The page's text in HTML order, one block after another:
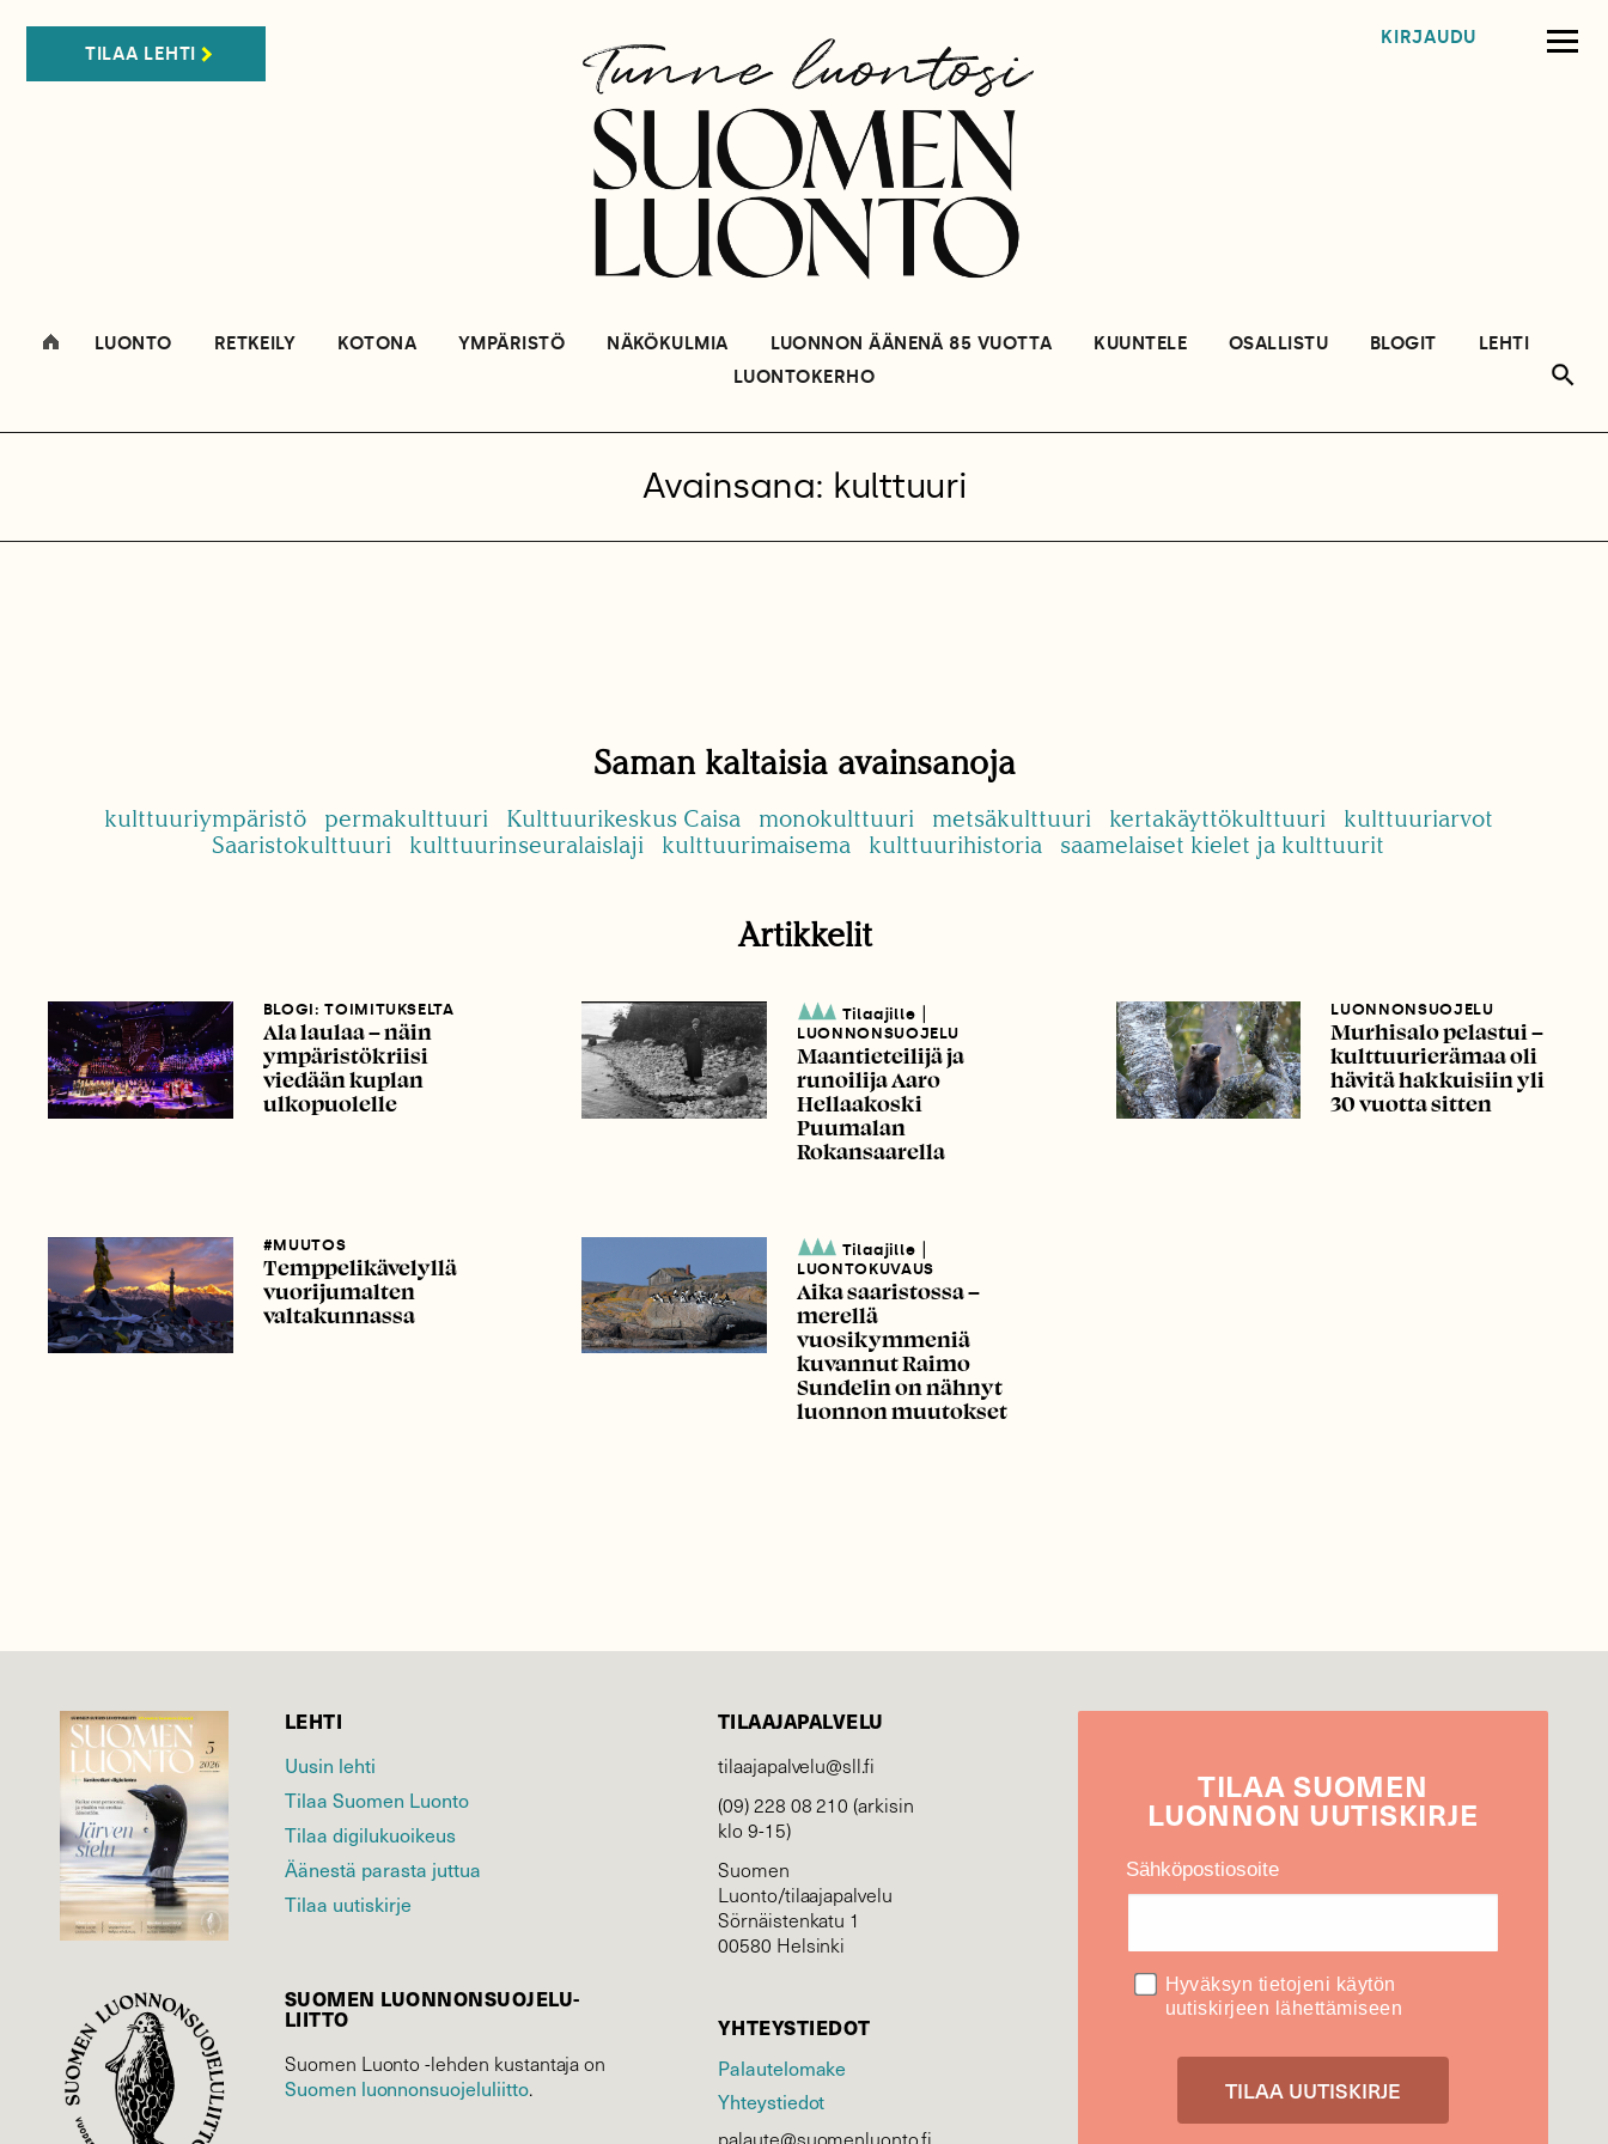
TILAA LEHTI
KIRJAUDU
LUONTO RETKEILY KOTONA YMPÄRISTÖ NÄKÖKULMIA LUONNON ÄÄNENÄ 85 VUOTTA KUUNTELE OSALLISTU BLOGIT
LEHTI
LUONTOKERHO
Avainsana: kulttuuri
Saman kaltaisia avainsanoja
kulttuuriympäristö permakulttuuri Kulttuurikeskus Caisa monokulttuuri metsäkulttuuri kertakäyttökulttuuri
kulttuuriarvot
Saaristokulttuuri
kulttuurinseuralaislaji kulttuurimaisema kulttuurihistoria saamelaiset kielet ja kulttuurit
Artikkelit
BLOGI: TOIMITUKSELTA
Ala laulaa – näin
ympäristökriisi
viedään kuplan
ulkopuolelle
Tilaajille
LUONNONSUOJELU
Maantieteilijä ja
runoilija Aaro
Hellaakoski
Puumalan
Rokansaarella
LUONNONSUOJELU
Murhisalo pelastui –
kulttuurierämaa oli
hävitä hakkuisiin yli
30 vuotta sitten
#MUUTOS
Temppelikävelyllä
vuorijumalten
valtakunnassa
Tilaajille |
LUONTOKUVAUS
Aika saaristossa –
merellä
vuosikymmeniä
kuvannut Raimo
Sundelin on nähnyt
luonnon muutokset
LEHTI
Uusin lehti
Tilaa Suomen Luonto
Tilaa digilukuoikeus
Äänestä parasta juttua
Tilaa uutiskirje
SUOMEN LUONNON­SUOJELU­
LIITTO
Suomen Luonto -lehden kustantaja on
Suomen luonnonsuojelu­liitto.
TILAAJAPALVELU
tilaajapalvelu@sll.fi
(09) 228 08 210 (arkisin
klo 9-15)
Suomen
Luonto/tilaajapalvelu
Sörnäistenkatu 1
00580 Helsinki
YHTEYSTIEDOT
Palautelomake
Yhteystiedot
palaute@suomenluonto.fi
TILAASUOMEN
LUONNON UUTIS­KIRJE
Sähköpostiosoite
Hyväksyn tietojeni käytön
uutiskirjeen lähettämiseen